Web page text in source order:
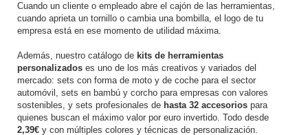
Cuando un cliente o empleado abre el cajón de las herramientas,
cuando aprieta un tornillo o cambia una bombilla, el logo de tu
empresa está en ese momento de utilidad máxima.
Además, nuestro catálogo de kits de herramientas
personalizados es uno de los más creativos y variados del
mercado: sets con forma de moto y de coche para el sector
automóvil, sets en bambú y corcho para empresas con valores
sostenibles, y sets profesionales de hasta 32 accesorios para
quienes buscan el máximo valor por euro invertido. Todo desde
2,39€ y con múltiples colores y técnicas de personalización.